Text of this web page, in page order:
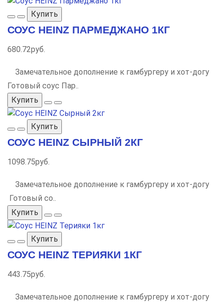
Купить
СОУС HEINZ ПАРМЕДЖАНО 1КГ
680.72руб.
Замечательное дополнение к гамбургеру и хот-догу
Готовый соус Пар..
Купить
Купить
СОУС HEINZ СЫРНЫЙ 2КГ
1098.75руб.
Замечательное дополнение к гамбургеру и хот-догу
Готовый со..
Купить
Купить
СОУС HEINZ ТЕРИЯКИ 1КГ
443.75руб.
Замечательное дополнение к гамбургеру и хот-догу